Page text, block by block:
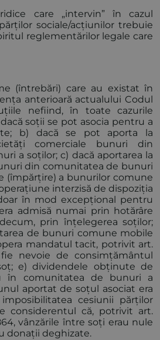
care „intervin” în cazul
sociale/acțiunilor trebuie
reglementărilor legale care
(întrebări) care au existat în
anterioară actualului Codul
nefiind, în toate cazurile
soții se pot asocia pentru a
b) dacă se pot aporta la
comerciale bunuri din
a soților; c) dacă aportarea la
din comunitatea de bunuri
(împărțire) a bunurilor comune
interzisă de dispoziția
în mod excepțional pentru
admisă numai prin hotărâre
prin înțelegerea soților;
de bunuri comune mobile
mandatul tacit, potrivit art.
nevoie de consimțământul
e) dividendele obținute de
în comunitatea de bunuri a
aportat de soțul asociat era
cesiunii părților
considerentul că, potrivit art.
vânzările între soți erau nule
donații deghizate.